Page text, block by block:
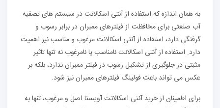
به همان اندازه که استفاده از آنتی اسکالانت در سیستم های تصفیه
آب صنعتی برای مخافظت از فیلترهای ممبران در برابر رسوب و
گرفتگی دارد، استفاده از آنتی اسکالانت مرغوب و مناسب نیز اهمیت
دارد. استفاده از آنتی اسکالانت نامناسب یا نامرغوب نه تنها تاثیر
مثبتی در جلوگیری از تشکیل رسوب در فیلتر ممبران ندارد، بلکه بر
عکس می تواند باعث فولینگ فیلترهای ممبران نیز شود.
برای اطمینان از خرید آنتی اسکالانت آویستا اصل و مرغوب، تنها به